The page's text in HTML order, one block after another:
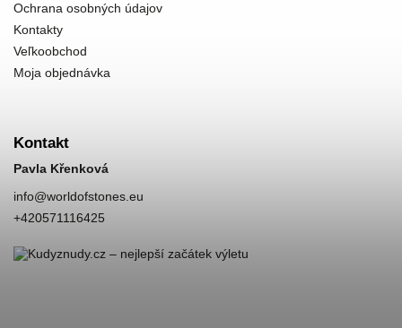
Ochrana osobných údajov
Kontakty
Veľkoobchod
Moja objednávka
Kontakt
Pavla Křenková
info@worldofstones.eu
+420571116425